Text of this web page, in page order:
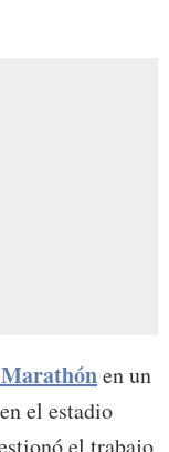
en un
el estadio